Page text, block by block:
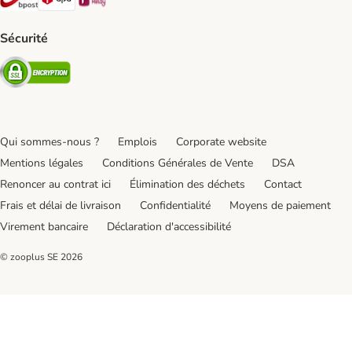
Sécurité
Security
Qui sommes-nous ? Emplois
Corporate website
Mentions légales
Conditions Générales de Vente
DSA
Renoncer au contrat ici
Élimination des déchets
Contact
Frais et délai de livraison
Confidentialité
Moyens de paiement
Virement bancaire
Déclaration d'accessibilité
© zooplus SE 2026